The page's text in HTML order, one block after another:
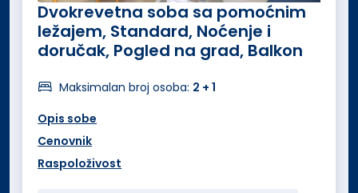
Dvokrevetna soba sa pomoćnim
ležajem, Standard, Noćenje i
doručak, Pogled na grad, Balkon
Maksimalan broj osoba: 2 + 1
Opis sobe
Cenovnik
Raspoloživost